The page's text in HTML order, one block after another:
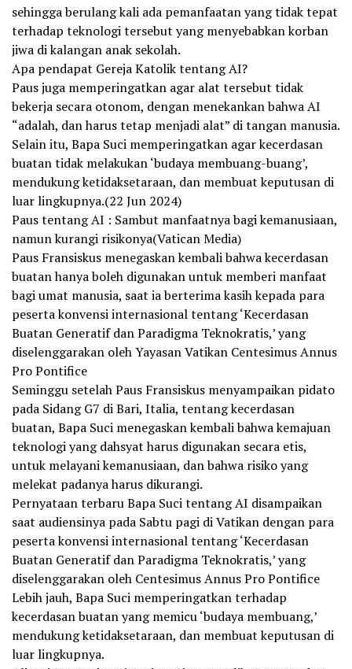
sehingga berulang kali ada pemanfaatan yang tidak tepat
terhadap teknologi tersebut yang menyebabkan korban
jiwa di kalangan anak sekolah.
Apa pendapat Gereja Katolik tentang AI?
Paus juga memperingatkan agar alat tersebut tidak
bekerja secara otonom, dengan menekankan bahwa AI
“adalah, dan harus tetap menjadi alat” di tangan manusia.
Selain itu, Bapa Suci memperingatkan agar kecerdasan
buatan tidak melakukan ‘budaya membuang-buang’,
mendukung ketidaksetaraan, dan membuat keputusan di
luar lingkupnya.(22 Jun 2024)
Paus tentang AI : Sambut manfaatnya bagi kemanusiaan,
namun kurangi risikonya(Vatican Media)
Paus Fransiskus menegaskan kembali bahwa kecerdasan
buatan hanya boleh digunakan untuk memberi manfaat
bagi umat manusia, saat ia berterima kasih kepada para
peserta konvensi internasional tentang ‘Kecerdasan
Buatan Generatif dan Paradigma Teknokratis,’ yang
diselenggarakan oleh Yayasan Vatikan Centesimus Annus
Pro Pontifice
Seminggu setelah Paus Fransiskus menyampaikan pidato
pada Sidang G7 di Bari, Italia, tentang kecerdasan
buatan, Bapa Suci menegaskan kembali bahwa kemajuan
teknologi yang dahsyat harus digunakan secara etis,
untuk melayani kemanusiaan, dan bahwa risiko yang
melekat padanya harus dikurangi.
Pernyataan terbaru Bapa Suci tentang AI disampaikan
saat audiensinya pada Sabtu pagi di Vatikan dengan para
peserta konvensi internasional tentang ‘Kecerdasan
Buatan Generatif dan Paradigma Teknokratis,’ yang
diselenggarakan oleh Centesimus Annus Pro Pontifice
Lebih jauh, Bapa Suci memperingatkan terhadap
kecerdasan buatan yang memicu ‘budaya membuang,’
mendukung ketidaksetaraan, dan membuat keputusan di
luar lingkupnya.